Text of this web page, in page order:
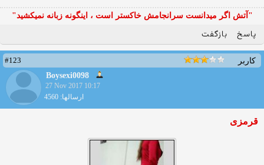
"آتش اگر ميدانست سرانجامش خاكستر است ، اينگونه زبانه نميكشيد"
پاسخ بازگفت
کاربر
#123
Boysexi0098
27 Nov 2017 10:17
ارسالها: 4560
قرمزی